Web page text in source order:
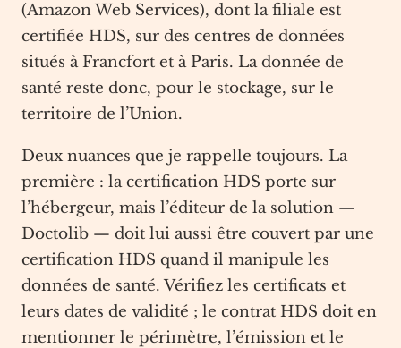
(Amazon Web Services), dont la filiale est
certifiée HDS, sur des centres de données
situés à Francfort et à Paris. La donnée de
santé reste donc, pour le stockage, sur le
territoire de l’Union.
Deux nuances que je rappelle toujours. La
première : la certification HDS porte sur
l’hébergeur, mais l’éditeur de la solution —
Doctolib — doit lui aussi être couvert par une
certification HDS quand il manipule les
données de santé. Vérifiez les certificats et
leurs dates de validité ; le contrat HDS doit en
mentionner le périmètre, l’émission et le